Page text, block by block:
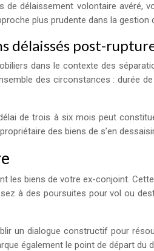
délaissement volontaire avéré,
plus prudente dans la gestion
délaissés post-
dans le contexte des
des circonstances : durée
de trois à six mois peut
des biens de s’en
les biens de votre ex-conjoint.
à des poursuites pour vol ou
un dialogue constructif pour
également le point de départ